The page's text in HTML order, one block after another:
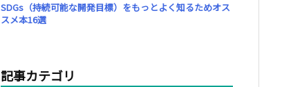
SDGs（持続可能な開発目標）をもっとよく知るためオス
スメ本16選
記事カテゴリ